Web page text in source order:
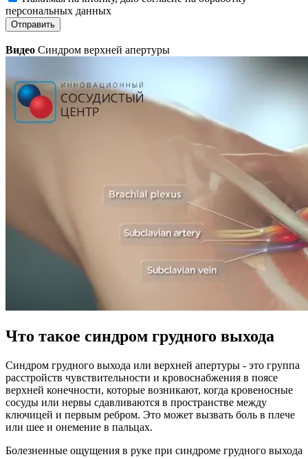
персональных данных
Отправить
Видео Синдром верхней апертуры
Что такое синдром грудного выхода
Синдром грудного выхода или верхней апертуры - это группа
расстройств чувствительности и кровоснабжения в поясе
верхней конечности, которые возникают, когда кровеносные
сосуды или нервы сдавливаются в пространстве между
ключицей и первым ребром. Это может вызвать боль в плече
или шее и онемение в пальцах.
Болезненные ощущения в руке при синдроме грудного выхода